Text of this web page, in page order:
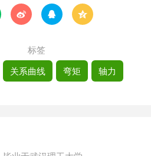
  
标签
关系曲线 弯矩 轴力